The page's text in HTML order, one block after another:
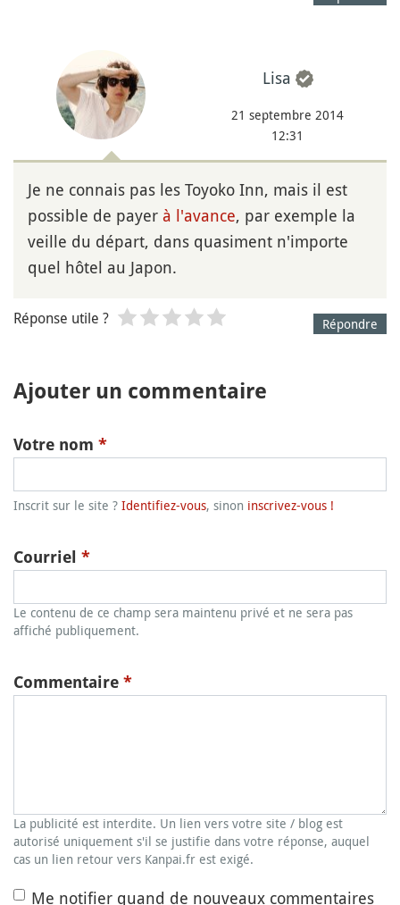
Lisa
21 septembre 2014
12:31
Je ne connais pas les Toyoko Inn, mais il est
possible de payer à l'avance, par exemple la
veille du départ, dans quasiment n'importe
quel hôtel au Japon.
Répondre
Réponse utile ?
Ajouter un commentaire
Votre nom *
Inscrit sur le site ? Identifiez-vous, sinon inscrivez-vous !
Courriel *
Le contenu de ce champ sera maintenu privé et ne sera pas
affiché publiquement.
Commentaire *
La publicité est interdite. Un lien vers votre site / blog est
autorisé uniquement s'il se justifie dans votre réponse, auquel
cas un lien retour vers Kanpai.fr est exigé.
Me notifier quand de nouveaux commentaires